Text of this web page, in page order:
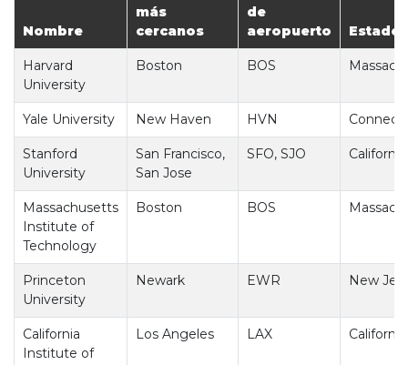
Nombre
más
cercanos
de
aeropuerto
Estado
Harvard
University
Boston BOS
Yale University New Haven HVN
Stanford
University
San Francisco,
San Jose
SFO, SJO California
Massachusetts
Institute of
Technology
Boston BOS
Princeton
University
Newark EWR New
California
Institute of
Los Angeles LAX California